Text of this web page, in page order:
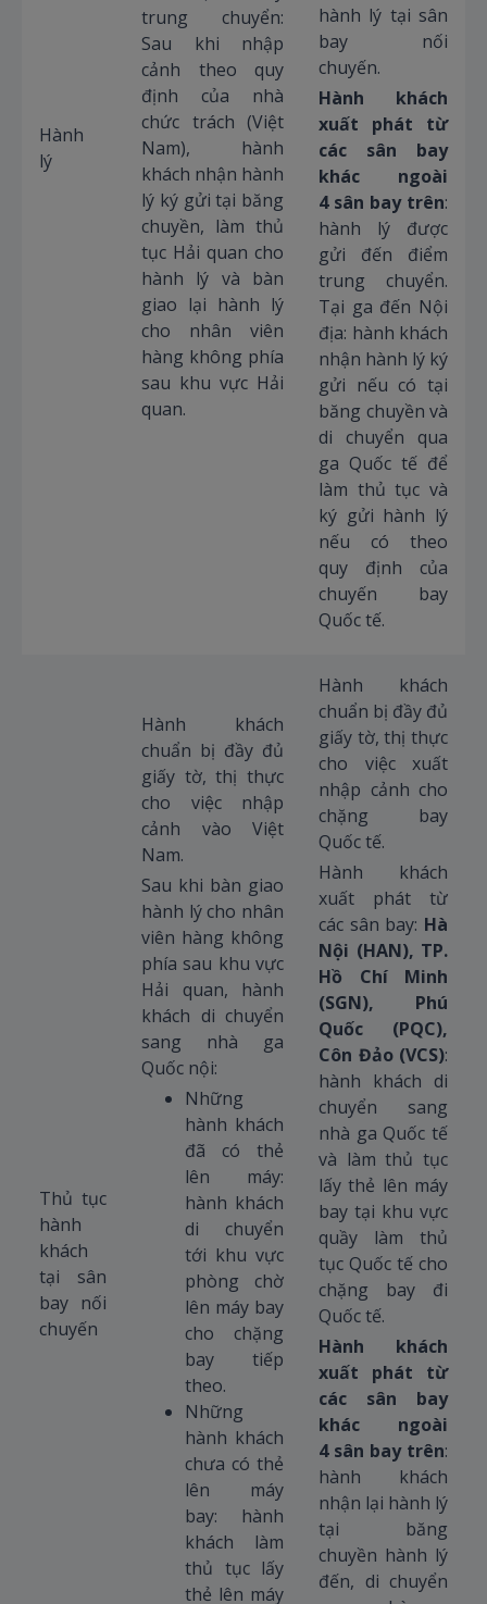
Hành
lý
trung chuyển:
Sau khi nhập
cảnh theo quy
định của nhà
chức trách (Việt
Nam), hành
khách nhận hành
lý ký gửi tại băng
chuyền, làm thủ
tục Hải quan cho
hành lý và bàn
giao lại hành lý
cho nhân viên
hàng không phía
sau khu vực Hải
quan.
hành lý tại sân
bay nối
chuyến.
Hành khách
xuất phát từ
các sân bay
khác ngoài
4 sân bay trên:
hành lý được
gửi đến điểm
trung chuyển.
Tại ga đến Nội
địa: hành khách
nhận hành lý ký
gửi nếu có tại
băng chuyền và
di chuyển qua
ga Quốc tế để
làm thủ tục và
ký gửi hành lý
nếu có theo
quy định của
chuyến bay
Quốc tế.
Thủ tục
hành
khách
tại sân
bay nối
chuyến
Hành khách
chuẩn bị đầy đủ
giấy tờ, thị thực
cho việc nhập
cảnh vào Việt
Nam.
Sau khi bàn giao
hành lý cho nhân
viên hàng không
phía sau khu vực
Hải quan, hành
khách di chuyển
sang nhà ga
Quốc nội:
Những
hành khách
đã có thẻ
lên máy:
hành khách
di chuyển
tới khu vực
phòng chờ
lên máy bay
cho chặng
bay tiếp
theo.
Những
hành khách
chưa có thẻ
lên máy
bay: hành
khách làm
thủ tục lấy
thẻ lên máy
Hành khách
chuẩn bị đầy đủ
giấy tờ, thị thực
cho việc xuất
nhập cảnh cho
chặng bay
Quốc tế.
Hành khách
xuất phát từ
các sân bay: Hà
Nội (HAN), TP.
Hồ Chí Minh
(SGN), Phú
Quốc (PQC),
Côn Đảo (VCS):
hành khách di
chuyển sang
nhà ga Quốc tế
và làm thủ tục
lấy thẻ lên máy
bay tại khu vực
quầy làm thủ
tục Quốc tế cho
chặng bay đi
Quốc tế.
Hành khách
xuất phát từ
các sân bay
khác ngoài
4 sân bay trên:
hành khách
nhận lại hành lý
tại băng
chuyền hành lý
đến, di chuyển